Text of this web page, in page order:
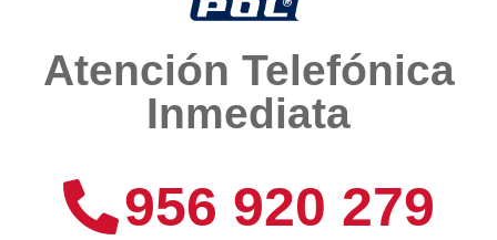
Atención Telefónica
Inmediata
956 920 279